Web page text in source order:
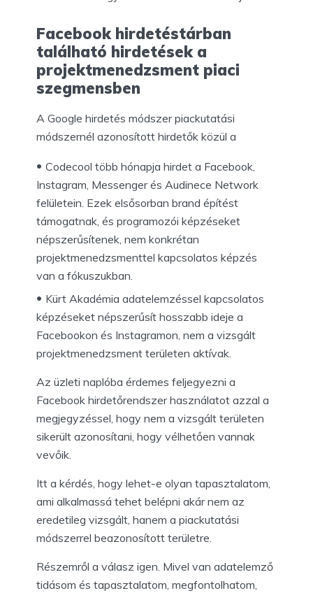
Facebook hirdetéstárban
található hirdetések a
projektmenedzsment piaci
szegmensben
A Google hirdetés módszer piackutatási
módszernél azonosított hirdetők közül a
Codecool több hónapja hirdet a Facebook,
Instagram, Messenger és Audinece Network
felületein. Ezek elsősorban brand építést
támogatnak, és programozói képzéseket
népszerűsítenek, nem konkrétan
projektmenedzsmenttel kapcsolatos képzés
van a fókuszukban.
Kürt Akadémia adatelemzéssel kapcsolatos
képzéseket népszerűsít hosszabb ideje a
Facebookon és Instagramon, nem a vizsgált
projektmenedzsment területen aktívak.
Az üzleti naplóba érdemes feljegyezni a
Facebook hirdetőrendszer használatot azzal a
megjegyzéssel, hogy nem a vizsgált területen
sikerült azonosítani, hogy vélhetően vannak
vevőik.
Itt a kérdés, hogy lehet-e olyan tapasztalatom,
ami alkalmassá tehet belépni akár nem az
eredetileg vizsgált, hanem a piackutatási
módszerrel beazonosított területre.
Részemről a válasz igen. Mivel van adatelemző
tidásom és tapasztalatom, megfontolhatom,